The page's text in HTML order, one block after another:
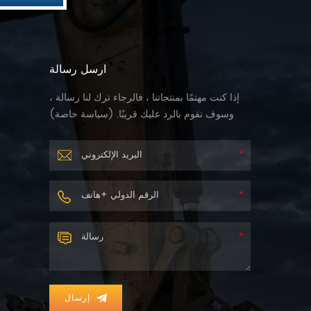
ارسل رسالة
إذا كنت مهتمًا بمنتجاتنا ، فالرجاء ترك لنا رسالة ،
وسوف نقوم بالرد عليك قريبًا. (سياسة خاصة)
إرسال